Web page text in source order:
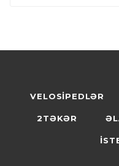
VELOSİPEDLƏR
2TƏKƏR